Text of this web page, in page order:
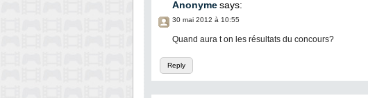
Anonymesays:
30 mai 2012 à 10:55
Reply
Quand aura t on les résultats du concours?